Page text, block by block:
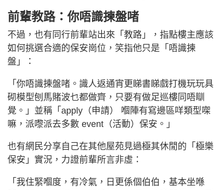
前輩教路：你唔識揀盤啫
不過，也有同行前輩站出來「教路」，指點樓主應該
如何挑選合適的保安崗位，笑指他只是「唔識揀
盤」：
「你唔識揀盤啫。識人返通宵更睇書睇戲打機玩玩具
砌模型刨馬賭波乜都做齊，只要有做足巡樓同唔瞓
覺。」並稱「apply（申請） 嗰陣有寫邊區咩類型㗎
嘛，派嚟派去多數 event（活動）保安。」
也有網民分享自己在其他屋苑見過極其休閒的「極樂
保安」實況，力證前輩所言非虛：
「我住緊嗰度，有冷氣，日更係個伯伯，基本坐喺